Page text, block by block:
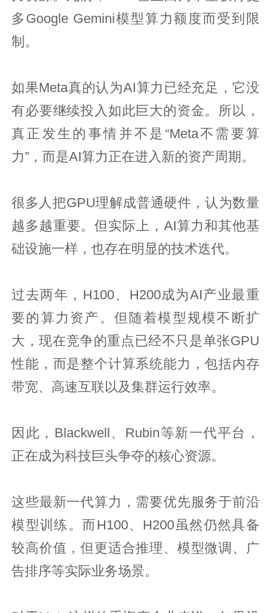
多Google Gemini模型算力额度而受到限
制。
如果Meta真的认为AI算力已经充足，它没
有必要继续投入如此巨大的资金。所以，
真正发生的事情并不是“Meta不需要算
力”，而是AI算力正在进入新的资产周期。
很多人把GPU理解成普通硬件，认为数量
越多越重要。但实际上，AI算力和其他基
础设施一样，也存在明显的技术迭代。
过去两年，H100、H200成为AI产业最重
要的算力资产。但随着模型规模不断扩
大，现在竞争的重点已经不只是单张GPU
性能，而是整个计算系统能力，包括内存
带宽、高速互联以及集群运行效率。
因此，Blackwell、Rubin等新一代平台，
正在成为科技巨头争夺的核心资源。
这些最新一代算力，需要优先服务于前沿
模型训练。而H100、H200虽然仍然具备
较高价值，但更适合推理、模型微调、广
告排序等实际业务场景。